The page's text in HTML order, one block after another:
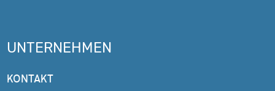
UNTERNEHMEN
KONTAKT